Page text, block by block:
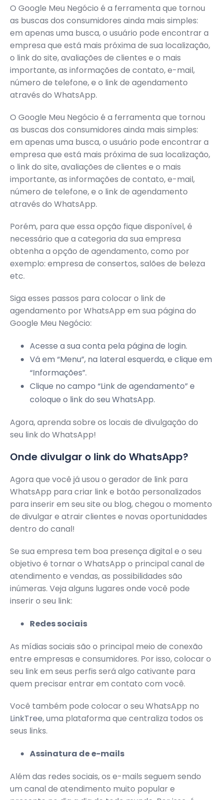
O Google Meu Negócio é a ferramenta que tornou
as buscas dos consumidores ainda mais simples:
em apenas uma busca, o usuário pode encontrar a
empresa que está mais próxima de sua localização,
o link do site, avaliações de clientes e o mais
importante, as informações de contato, e-mail,
número de telefone, e o link de agendamento
através do WhatsApp.
O Google Meu Negócio é a ferramenta que tornou
as buscas dos consumidores ainda mais simples:
em apenas uma busca, o usuário pode encontrar a
empresa que está mais próxima de sua localização,
o link do site, avaliações de clientes e o mais
importante, as informações de contato, e-mail,
número de telefone, e o link de agendamento
através do WhatsApp.
Porém, para que essa opção fique disponível, é
necessário que a categoria da sua empresa
obtenha a opção de agendamento, como por
exemplo: empresa de consertos, salões de beleza
etc.
Siga esses passos para colocar o link de
agendamento por WhatsApp em sua página do
Google Meu Negócio:
Acesse a sua conta pela página de login.
Vá em “Menu”, na lateral esquerda, e clique em
“Informações”.
Clique no campo “Link de agendamento” e
coloque o link do seu WhatsApp.
Agora, aprenda sobre os locais de divulgação do
seu link do WhatsApp!
Onde divulgar o link do WhatsApp?
Agora que você já usou o gerador de link para
WhatsApp para criar link e botão personalizados
para inserir em seu site ou blog, chegou o momento
de divulgar e atrair clientes e novas oportunidades
dentro do canal!
Se sua empresa tem boa presença digital e o seu
objetivo é tornar o WhatsApp o principal canal de
atendimento e vendas, as possibilidades são
inúmeras. Veja alguns lugares onde você pode
inserir o seu link:
Redes sociais
As mídias sociais são o principal meio de conexão
entre empresas e consumidores. Por isso, colocar o
seu link em seus perfis será algo cativante para
quem precisar entrar em contato com você.
Você também pode colocar o seu WhatsApp no
LinkTree, uma plataforma que centraliza todos os
seus links.
Assinatura de e-mails
Além das redes sociais, os e-mails seguem sendo
um canal de atendimento muito popular e